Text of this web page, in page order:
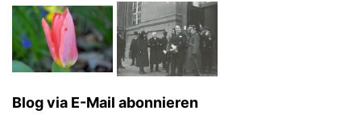
Blog via E-Mail abonnieren